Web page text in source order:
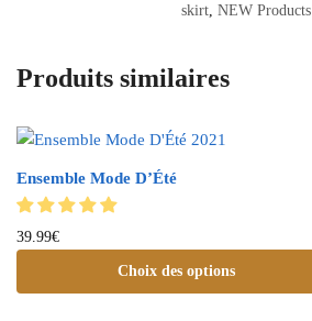
skirt, NEW Products
Produits similaires
Ensemble Mode D’Été
39.99€
Choix des options